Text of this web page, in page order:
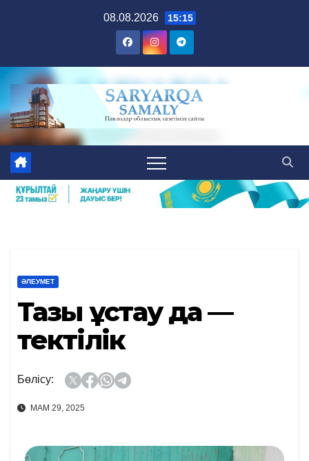
08.08.2026 15:15
ӘЛЕУМЕТ
Тазы ұстау да —
тектілік
Бөлісу:
МАМ 29, 2025